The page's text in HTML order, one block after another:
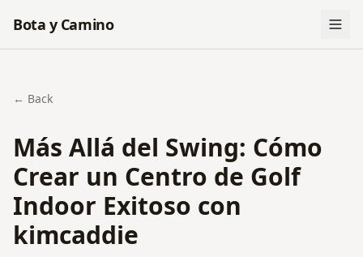
Bota y Camino
← Back
Más Allá del Swing: Cómo
Crear un Centro de Golf
Indoor Exitoso con
kimcaddie